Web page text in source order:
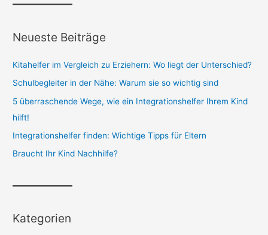
Neueste Beiträge
Kitahelfer im Vergleich zu Erziehern: Wo liegt der Unterschied?
Schulbegleiter in der Nähe: Warum sie so wichtig sind
5 überraschende Wege, wie ein Integrationshelfer Ihrem Kind
hilft!
Integrationshelfer finden: Wichtige Tipps für Eltern
Braucht Ihr Kind Nachhilfe?
Kategorien